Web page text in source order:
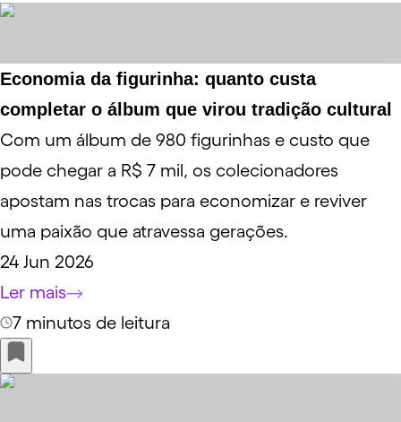
Economia da figurinha: quanto custa
completar o álbum que virou tradição cultural
Com um álbum de 980 figurinhas e custo que
pode chegar a R$ 7 mil, os colecionadores
apostam nas trocas para economizar e reviver
uma paixão que atravessa gerações.
24 Jun 2026
Ler mais
7 minutos de leitura